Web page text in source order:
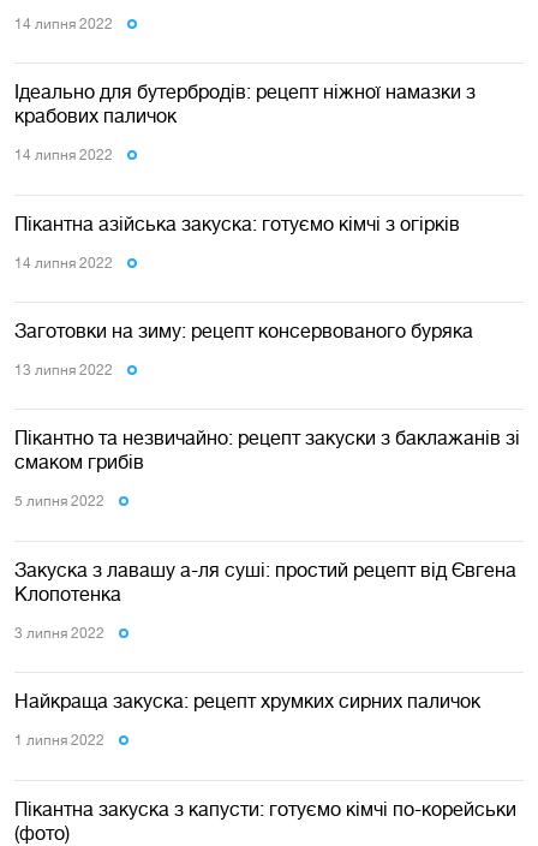
14 липня 2022
Ідеально для бутербродів: рецепт ніжної намазки з
крабових паличок
14 липня 2022
Пікантна азійська закуска: готуємо кімчі з огірків
14 липня 2022
Заготовки на зиму: рецепт консервованого буряка
13 липня 2022
Пікантно та незвичайно: рецепт закуски з баклажанів зі
смаком грибів
5 липня 2022
Закуска з лавашу а-ля суші: простий рецепт від Євгена
Клопотенка
3 липня 2022
Найкраща закуска: рецепт хрумких сирних паличок
1 липня 2022
Пікантна закуска з капусти: готуємо кімчі по-корейськи
(фото)